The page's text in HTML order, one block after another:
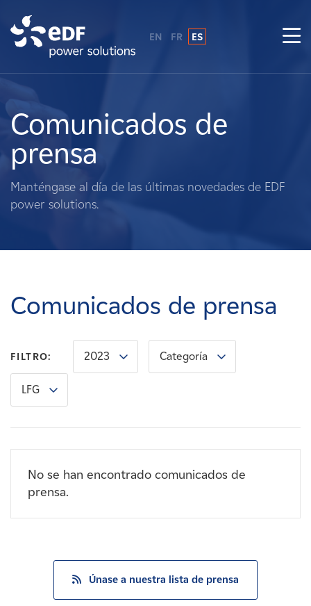
Sobre nosotros
Qué hacemos
Terratenientes
Carreras
Noticias
Contacte con
EN FR ES
Comunicados de
prensa
Manténgase al día de las últimas novedades de EDF
power solutions.
Comunicados de prensa
FILTRO: 2023 Categoría
LFG
No se han encontrado comunicados de
prensa.
Únase a nuestra lista de prensa